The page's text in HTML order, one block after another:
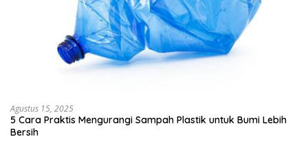
Agustus 15, 2025
5 Cara Praktis Mengurangi Sampah Plastik untuk Bumi Lebih
Bersih